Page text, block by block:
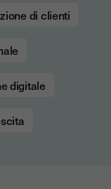
di clienti
digitale